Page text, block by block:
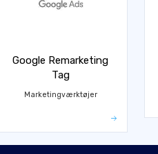
Google Remarketing
Tag
Marketingværktøjer